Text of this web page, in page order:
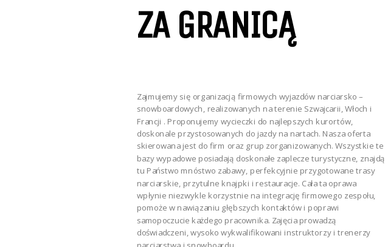
ZA GRANICĄ
Zajmujemy się organizacją firmowych wyjazdów narciarsko –
snowboardowych, realizowanych na terenie Szwajcarii, Włoch i
Francji . Proponujemy wycieczki do najlepszych kurortów,
doskonale przystosowanych do jazdy na nartach. Nasza oferta
skierowana jest do firm oraz grup zorganizowanych. Wszystkie te
bazy wypadowe posiadają doskonałe zaplecze turystyczne, znajdą
tu Państwo mnóstwo zabawy, perfekcyjnie przygotowane trasy
narciarskie, przytulne knajpki i restauracje. Cała ta oprawa
wpłynie niezwykle korzystnie na integrację firmowego zespołu,
pomoże w nawiązaniu głębszych kontaktów i poprawi
samopoczucie każdego pracownika. Zajęcia prowadzą
doświadczeni, wysoko wykwalifikowani instruktorzy i trenerzy